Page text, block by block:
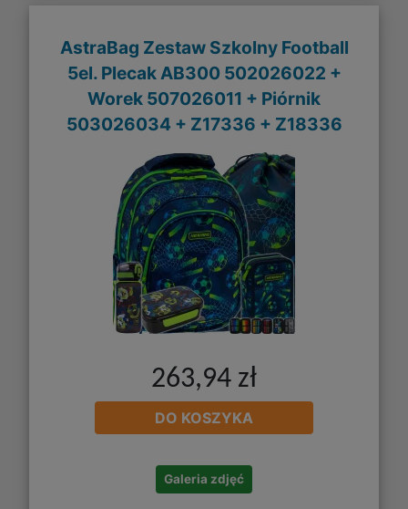
AstraBag Zestaw Szkolny Football
5el. Plecak AB300 502026022 +
Worek 507026011 + Piórnik
503026034 + Z17336 + Z18336
263,94 zł
DO KOSZYKA
Galeria zdjęć